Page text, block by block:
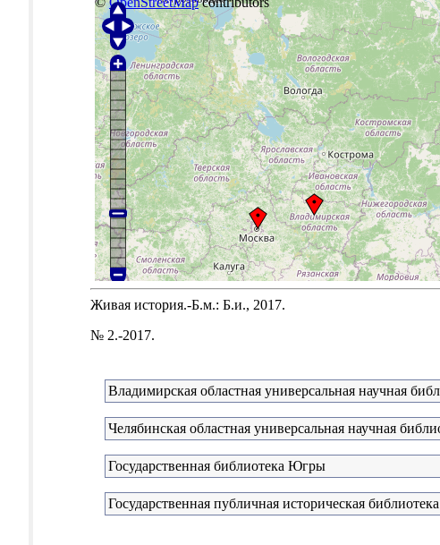
Живая история.-Б.м.: Б.и., 2017.
№ 2.-2017.
Владимирская областная универсальная научная
Челябинская областная универсальная научная
Государственная библиотека Югры
Государственная публичная историческая